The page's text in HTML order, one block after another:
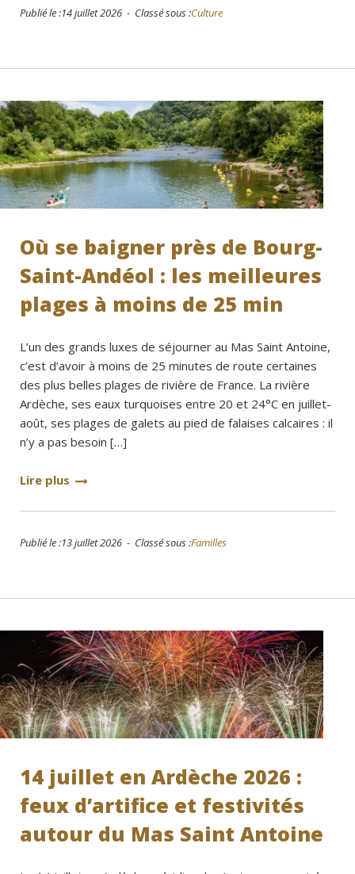
Publié le :14 juillet 2026 - Classé sous :Culture
Où se baigner près de Bourg-
Saint-Andéol : les meilleures
plages à moins de 25 min
L’un des grands luxes de séjourner au Mas Saint Antoine,
c’est d’avoir à moins de 25 minutes de route certaines
des plus belles plages de rivière de France. La rivière
Ardèche, ses eaux turquoises entre 20 et 24°C en juillet-
août, ses plages de galets au pied de falaises calcaires : il
n’y a pas besoin […]
Lire plus
Publié le :13 juillet 2026 - Classé sous :Familles
14 juillet en Ardèche 2026 :
feux d’artifice et festivités
autour du Mas Saint Antoine